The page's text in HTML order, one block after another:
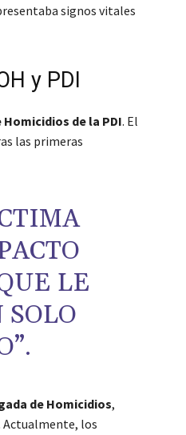
signos vitales
y PDI
Homicidios de la PDI. El
las primeras
LE
de Homicidios,
Actualmente, los